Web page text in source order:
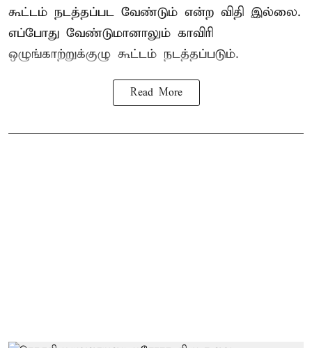
கூட்டம் நடத்தப்பட வேண்டும் என்ற விதி இல்லை.
எப்போது வேண்டுமானாலும் காவிரி
ஒழுங்காற்றுக்குழு கூட்டம் நடத்தப்படும்.
Read More